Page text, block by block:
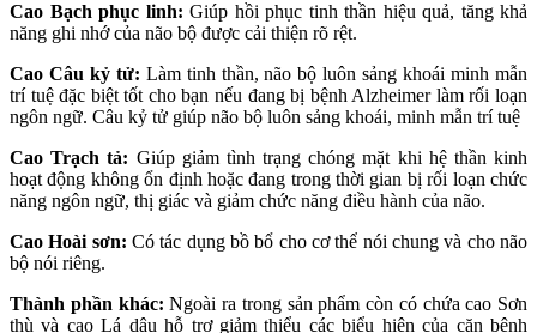
Cao Bạch phục linh: Giúp hồi phục tinh thần hiệu quả, tăng khả
năng ghi nhớ của não bộ được cải thiện rõ rệt.
Cao Câu kỷ tử: Làm tinh thần, não bộ luôn sảng khoái minh mẫn
trí tuệ đặc biệt tốt cho bạn nếu đang bị bệnh Alzheimer làm rối loạn
ngôn ngữ. Câu kỷ tử giúp não bộ luôn sảng khoái, minh mẫn trí tuệ
Cao Trạch tả: Giúp giảm tình trạng chóng mặt khi hệ thần kinh
hoạt động không ổn định hoặc đang trong thời gian bị rối loạn chức
năng ngôn ngữ, thị giác và giảm chức năng điều hành của não.
Cao Hoài sơn: Có tác dụng bồ bổ cho cơ thể nói chung và cho não
bộ nói riêng.
Thành phần khác:Ngoài ra trong sản phẩm còn có chứa cao Sơn
thù và cao Lá dâu hỗ trợ giảm thiểu các biểu hiện của căn bệnh